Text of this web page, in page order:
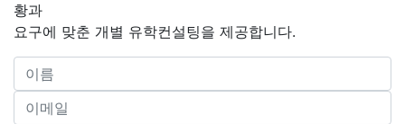
2024.06.26
University of York, 요크대학교 공무원 석사 수속
후기
2024.02.28
킹스 컬리지 런던 예술 문화경영 석사 합격 후기 :
황과
요구에 맞춘 개별 유학컨설팅을 제공합니다.